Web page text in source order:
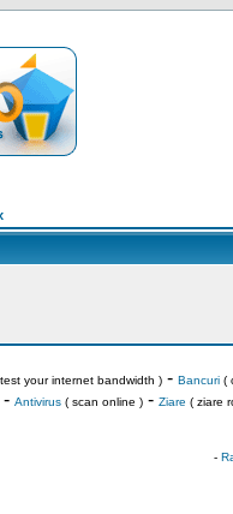
your internet bandwidth )- Bancuri(
Antivirus( scan online )- Ziare ( ziare
-